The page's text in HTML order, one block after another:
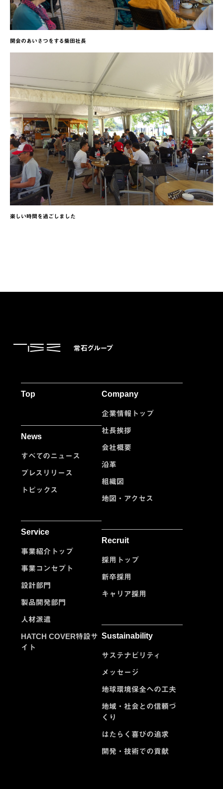
開会のあいさつをする柴田社長
楽しい時間を過ごしました
Top
News
すべてのニュース
プレスリリース
トピックス
Service
事業紹介トップ
事業コンセプト
設計部門
製品開発部門
人材派遣
HATCH COVER特設サ
イト
Company
企業情報トップ
社長挨拶
会社概要
沿革
組織図
地図・アクセス
Recruit
採用トップ
新卒採用
キャリア採用
Sustainability
サステナビリティ
メッセージ
地球環境保全への工夫
地域・社会との信頼づ
くり
はたらく喜びの追求
開発・技術での貢献